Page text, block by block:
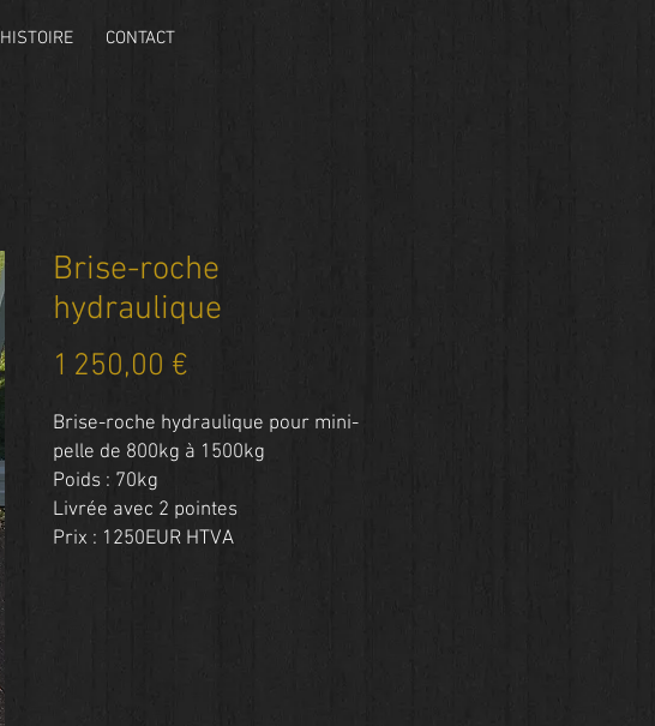
HISTOIRE CONTACT
Brise-roche
hydraulique
1 250,00 €
Brise-roche hydraulique pour mini-
pelle de 800kg à 1500kg
Poids : 70kg
Livrée avec 2 pointes
Prix : 1250EUR HTVA